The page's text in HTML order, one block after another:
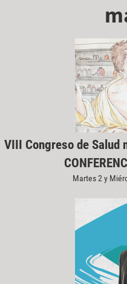
VIII Congreso de Salud
Martes 2 y